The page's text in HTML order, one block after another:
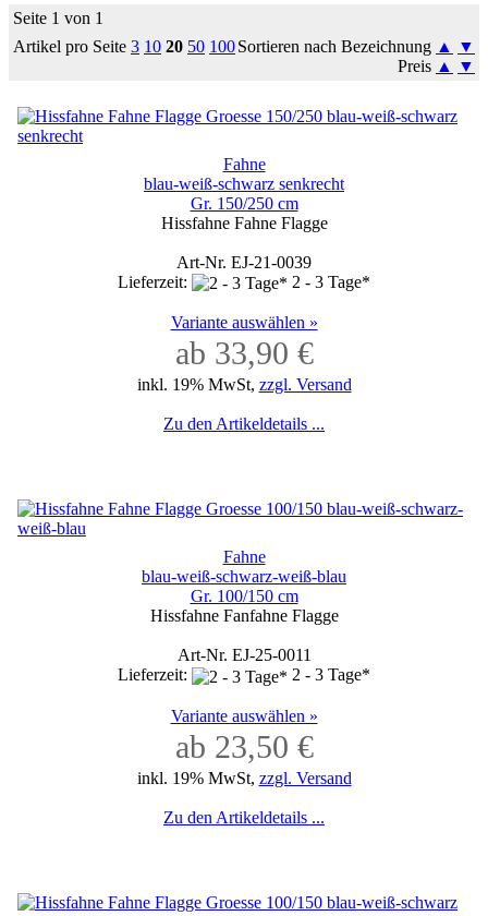
Seite 1 von 1
Artikel pro Seite 3 10 20 50 100Sortieren nach Bezeichnung ▲
▼
Preis ▲ ▼
Fahne
blau-weiß-schwarz senkrecht
Gr. 150/250 cm
Hissfahne Fahne Flagge
Art-Nr. EJ-21-0039
Lieferzeit:
2 - 3 Tage*
Variante auswählen »
ab 33,90 €
inkl. 19% MwSt, zzgl. Versand
Zu den Artikeldetails ...
Fahne
blau-weiß-schwarz-weiß-blau
Gr. 100/150 cm
Hissfahne Fanfahne Flagge
Art-Nr. EJ-25-0011
Lieferzeit:
2 - 3 Tage*
Variante auswählen »
ab 23,50 €
inkl. 19% MwSt, zzgl. Versand
Zu den Artikeldetails ...